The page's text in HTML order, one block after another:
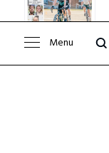
Consulter le
Menu